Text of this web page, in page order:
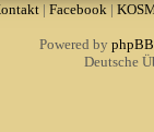
| Facebook|
Powered by phpBB
Deutsche